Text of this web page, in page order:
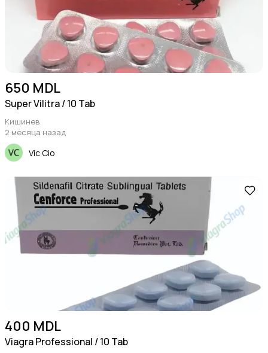
650 MDL
Super Vilitra / 10 Tab
Кишинев
2 месяца назад
Vic Cio
400 MDL
Viagra Professional / 10 Tab